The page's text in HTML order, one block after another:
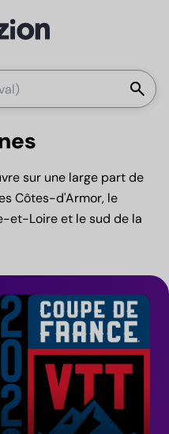
search
sur une large part de
Côtes-d'Armor, le
et-Loire et le sud de la